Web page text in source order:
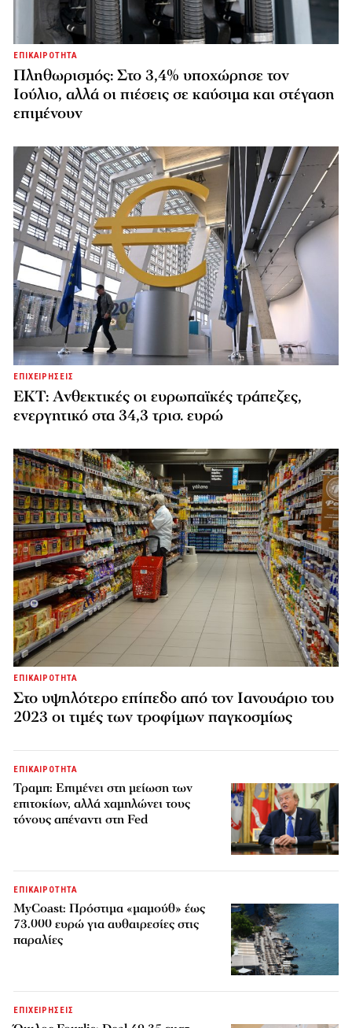
ΕΠΙΚΑΙΡΟΤΗΤΑ
Πληθωρισμός: Στο 3,4% υποχώρησε τον
Ιούλιο, αλλά οι πιέσεις σε καύσιμα και στέγαση
επιμένουν
ΕΠΙΧΕΙΡΗΣΕΙΣ
ΕΚΤ: Ανθεκτικές οι ευρωπαϊκές τράπεζες,
ενεργητικό στα 34,3 τρισ. ευρώ
ΕΠΙΚΑΙΡΟΤΗΤΑ
Στο υψηλότερο επίπεδο από τον Ιανουάριο του
2023 οι τιμές των τροφίμων παγκοσμίως
ΕΠΙΚΑΙΡΟΤΗΤΑ
Τραμπ: Επιμένει στη μείωση των
επιτοκίων, αλλά χαμηλώνει τους
τόνους απέναντι στη Fed
ΕΠΙΚΑΙΡΟΤΗΤΑ
MyCoast: Πρόστιμα «μαμούθ» έως
73.000 ευρώ για αυθαιρεσίες στις
παραλίες
ΕΠΙΧΕΙΡΗΣΕΙΣ